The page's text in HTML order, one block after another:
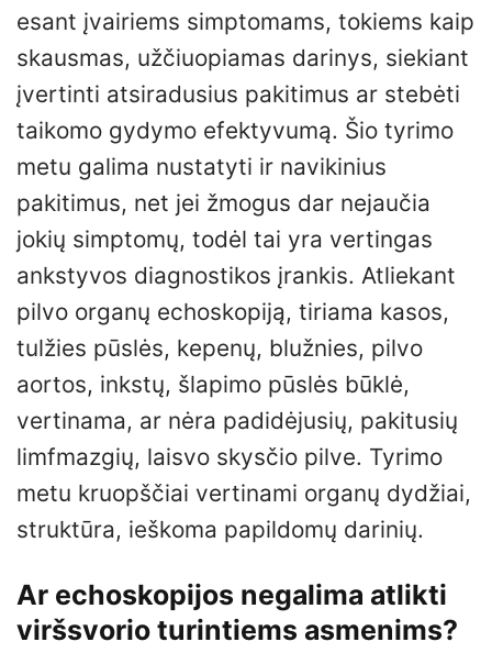
esant įvairiems simptomams, tokiems kaip
skausmas, užčiuopiamas darinys, siekiant
įvertinti atsiradusius pakitimus ar stebėti
taikomo gydymo efektyvumą. Šio tyrimo
metu galima nustatyti ir navikinius
pakitimus, net jei žmogus dar nejaučia
jokių simptomų, todėl tai yra vertingas
ankstyvos diagnostikos įrankis. Atliekant
pilvo organų echoskopiją, tiriama kasos,
tulžies pūslės, kepenų, blužnies, pilvo
aortos, inkstų, šlapimo pūslės būklė,
vertinama, ar nėra padidėjusių, pakitusių
limfmazgių, laisvo skysčio pilve. Tyrimo
metu kruopščiai vertinami organų dydžiai,
struktūra, ieškoma papildomų darinių.
Ar echoskopijos negalima atlikti
viršsvorio turintiems asmenims?